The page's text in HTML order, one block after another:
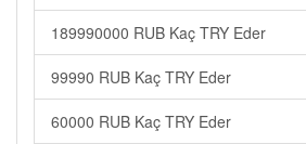
189990000 RUB Kaç TRY Eder
99990 RUB Kaç TRY Eder
60000 RUB Kaç TRY Eder